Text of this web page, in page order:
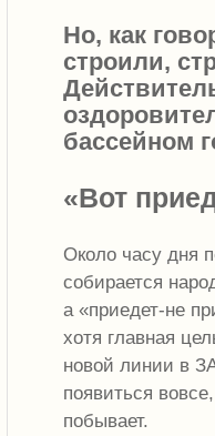
Но, как
строили,
бассейном
«Вот
Около часу дня
собирается
а «приедет-не
хотя главная
новой линии в
появиться
побывает.